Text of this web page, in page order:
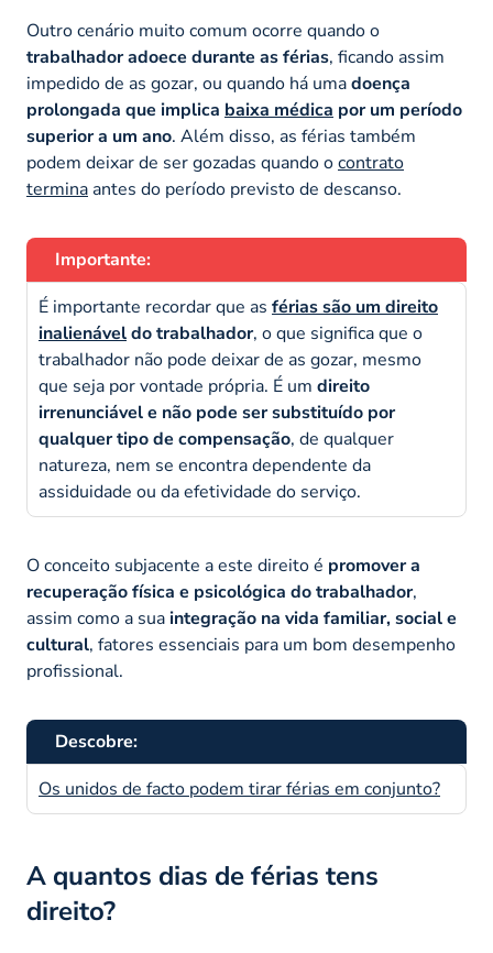
Outro cenário muito comum ocorre quando o
trabalhador adoece durante as férias, ficando assim
impedido de as gozar, ou quando há umadoença
prolongada que implica baixa médica por um período
superior a um ano. Além disso, as férias também
podem deixar de ser gozadas quando ocontrato
termina antes do período previsto de descanso.
Importante:
É importante recordar que as férias são um direito
inalienáveldo trabalhador, o que significa que o
trabalhador não pode deixar de as gozar, mesmo
que seja por vontade própria. É um direito
irrenunciável e não pode ser substituído por
qualquer tipo de compensação, de qualquer
natureza, nem se encontra dependente da
assiduidade ou da efetividade do serviço.
O conceito subjacente a este direito é promover a
recuperação física e psicológica do trabalhador,
assim como a sua integração na vida familiar, social e
cultural, fatores essenciais para um bom desempenho
profissional.
Descobre:
Os unidos de facto podem tirar férias em conjunto?
A quantos dias de férias tens
direito?